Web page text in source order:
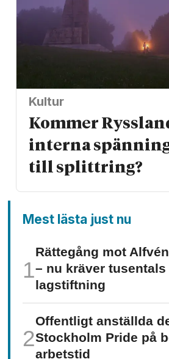
Kultur
Kommer
interna
till splittring?
Mest lästa just nu
Rättegång mot
– nu kräver tusentals
lagstiftning
Offentligt anställda
Stockholm Pride på
arbetstid